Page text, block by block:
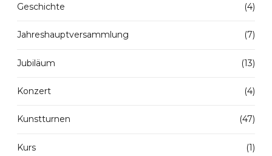
Geschichte (4)
Jahreshauptversammlung (7)
Jubiläum (13)
Konzert (4)
Kunstturnen (47)
Kurs (1)